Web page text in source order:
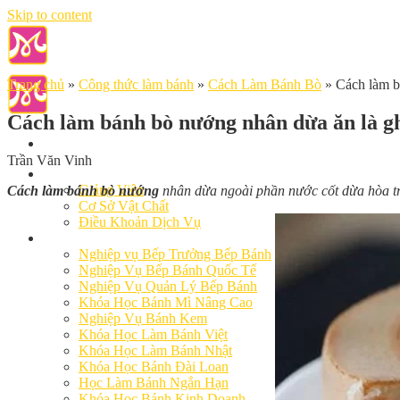
Skip to content
Giảng Viên
Cơ Sở Vật Chất
Điều Khoản Dịch Vụ
Nghiệp vụ Bếp Trưởng Bếp Bánh
Nghiệp Vụ Bếp Bánh Quốc Tế
Nghiệp Vụ Quản Lý Bếp Bánh
Khóa Học Bánh Mì Nâng Cao
Nghiệp Vụ Bánh Kem
Khóa Học Làm Bánh Việt
Khóa Học Làm Bánh Nhật
Khóa Học Bánh Đài Loan
Học Làm Bánh Ngắn Hạn
Trang chủ » Công thức làm bánh » Cách Làm Bánh Bò » Cách làm
Cách làm bánh bò nướng nhân dừa ăn là
Trần Văn Vinh
Cách làm bánh bò nướng nhân dừa ngoài phần nước cốt dừa hòa